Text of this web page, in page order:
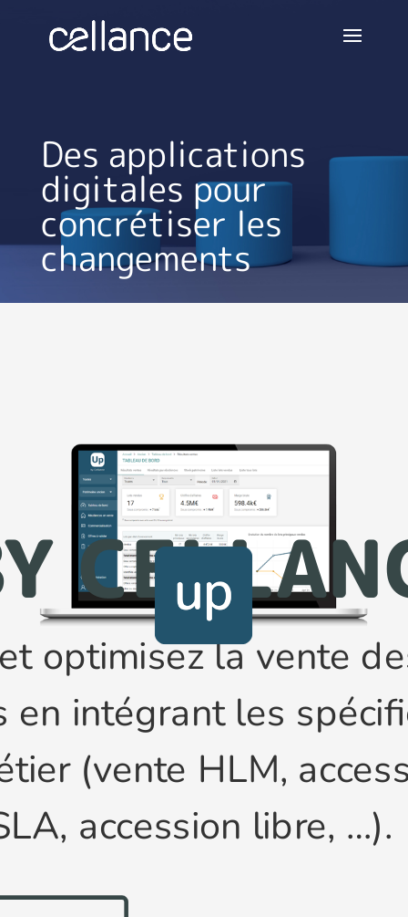
Des applications
digitales pour
concrétiser les
changements
optimisez la vente
en intégrant les
(vente HLM,
accession libre, …).